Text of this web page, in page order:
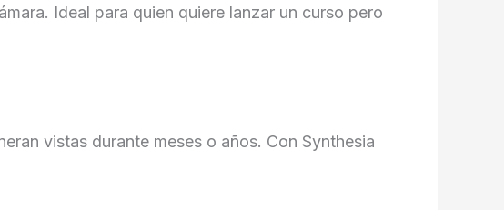
Ideal para quien quiere lanzar un curso pero
vistas durante meses o años. Con Synthesia